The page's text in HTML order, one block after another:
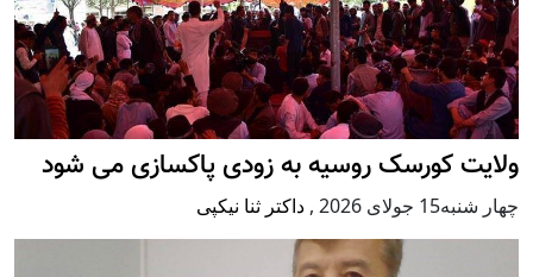
ولایت کورسک روسیه به زودی پاکسازی می شود
چهار شنبه15 جولای 2026 , داکتر ثنا نیکپی